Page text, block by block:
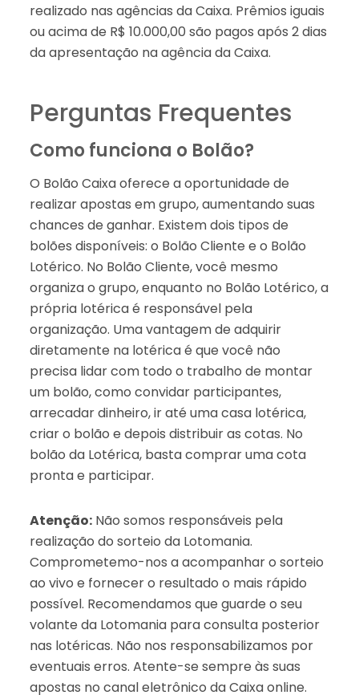
realizado nas agências da Caixa. Prêmios iguais
ou acima de R$ 10.000,00 são pagos após 2 dias
da apresentação na agência da Caixa.
Perguntas Frequentes
Como funciona o Bolão?
O Bolão Caixa oferece a oportunidade de
realizar apostas em grupo, aumentando suas
chances de ganhar. Existem dois tipos de
bolões disponíveis: o Bolão Cliente e o Bolão
Lotérico. No Bolão Cliente, você mesmo
organiza o grupo, enquanto no Bolão Lotérico, a
própria lotérica é responsável pela
organização. Uma vantagem de adquirir
diretamente na lotérica é que você não
precisa lidar com todo o trabalho de montar
um bolão, como convidar participantes,
arrecadar dinheiro, ir até uma casa lotérica,
criar o bolão e depois distribuir as cotas. No
bolão da Lotérica, basta comprar uma cota
pronta e participar.
Atenção:Não somos responsáveis pela
realização do sorteio da Lotomania.
Comprometemo-nos a acompanhar o sorteio
ao vivo e fornecer o resultado o mais rápido
possível. Recomendamos que guarde o seu
volante da Lotomania para consulta posterior
nas lotéricas. Não nos responsabilizamos por
eventuais erros. Atente-se sempre às suas
apostas no canal eletrônico da Caixa online.